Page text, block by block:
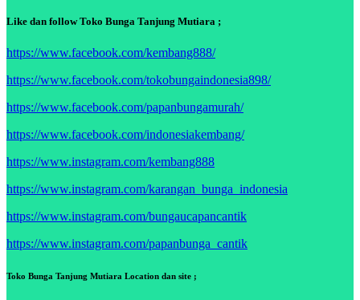
Like dan follow Toko Bunga Tanjung Mutiara ;
https://www.facebook.com/kembang888/
https://www.facebook.com/tokobungaindonesia898/
https://www.facebook.com/papanbungamurah/
https://www.facebook.com/indonesiakembang/
https://www.instagram.com/kembang888
https://www.instagram.com/karangan_bunga_indonesia
https://www.instagram.com/bungaucapancantik
https://www.instagram.com/papanbunga_cantik
Toko Bunga Tanjung Mutiara Location dan site ;